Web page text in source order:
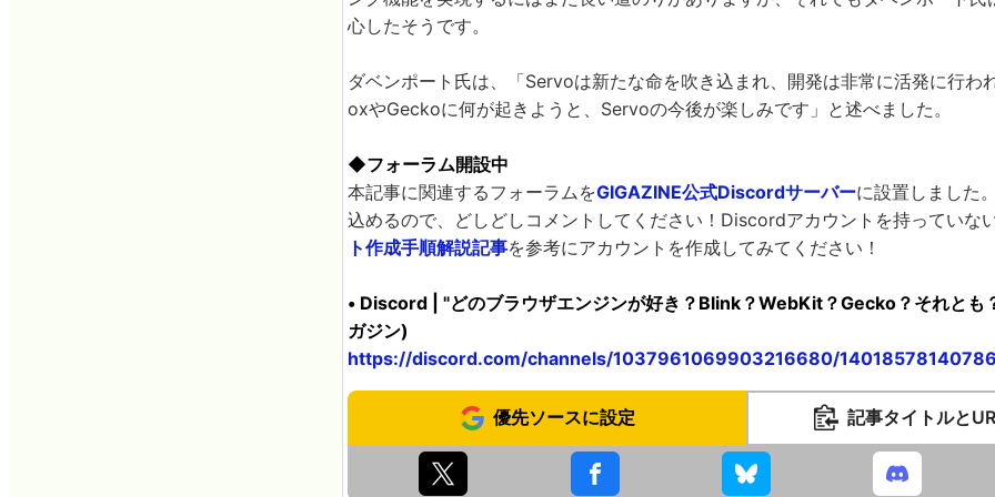
心したそうです。
ダベンポート氏は、「Servoは新たな命を吹き込まれ、開発は非常に活発に行わ
oxやGeckoに何が起きようと、Servoの今後が楽しみです」と述べました。
◆フォーラム開設中
本記事に関連するフォーラムをGIGAZINE公式Discordサーバーに設置しました
込めるので、どしどしコメントしてください！Discordアカウントを持っていな
ト作成手順解説記事を参考にアカウントを作成してみてください！
• Discord | "どのブラウザエンジンが好き？Blink？WebKit？Gecko？それとも
ガジン)
https://discord.com/channels/1037961069903216680/
優先ソースに設定 記事タイトルと